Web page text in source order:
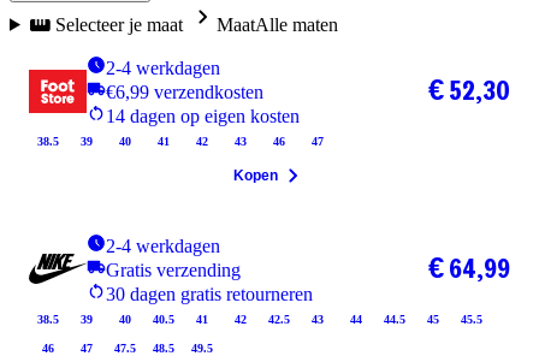
Selecteer je maat MaatAlle maten
2-4 werkdagen
€6,99 verzendkosten
14 dagen op eigen kosten
38.5 39 40 41 42 43 46 47
€ 52,30
Kopen
2-4 werkdagen
Gratis verzending
30 dagen gratis retourneren
38.5 39 40 40.5 41 42 42.5 43 44 44.5 45 45.5
46 47 47.5 48.5 49.5
€ 64,99